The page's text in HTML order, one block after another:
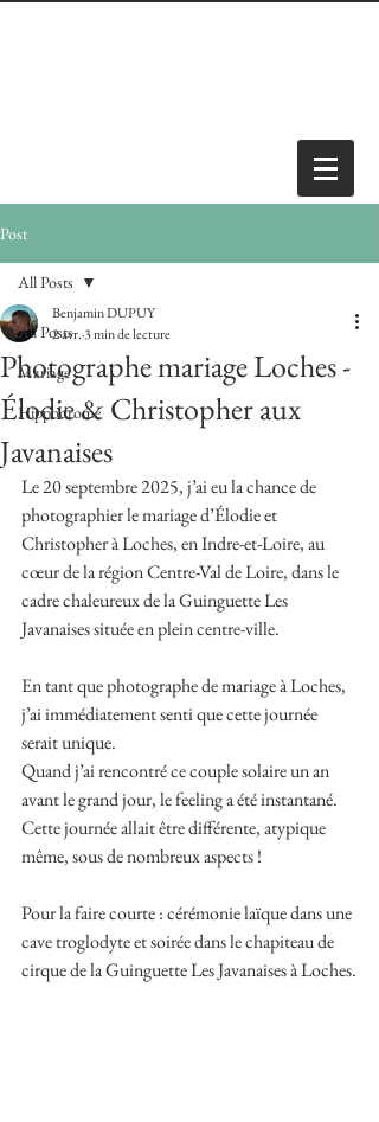
Post
All Posts
Mariage
Hippodrome
All Posts
Photographe mariage Loches -
Élodie & Christopher aux
Javanaises
Benjamin DUPUY
2 avr.3 min de lecture
Le 20 septembre 2025, j’ai eu la chance de
photographier le mariage d’Élodie et
Christopher à Loches, en Indre-et-Loire, au
cœur de la région Centre-Val de Loire, dans le
cadre chaleureux de la Guinguette Les
Javanaises située en plein centre-ville.
En tant que photographe de mariage à Loches,
j’ai immédiatement senti que cette journée
serait unique.
Quand j’ai rencontré ce couple solaire un an
avant le grand jour, le feeling a été instantané.
Cette journée allait être différente, atypique
même, sous de nombreux aspects !
Pour la faire courte : cérémonie laïque dans une
cave troglodyte et soirée dans le chapiteau de
cirque de la Guinguette Les Javanaises à Loches.